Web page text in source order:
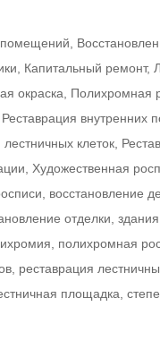
помещений
Капитальный ремонт,
окраска Полихромная
Реставрация внутренних
клеток
Художественная
восстановление
отделки
полихромная
реставрация
площадка